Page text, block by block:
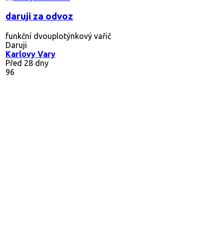
daruji za odvoz
funkční dvouplotýnkový vařič
Daruji
Karlovy Vary
Před 28 dny
96